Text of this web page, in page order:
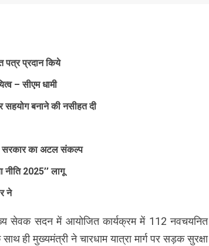
पत्र प्रदान किये
– सीएम धामी
बनाने की नसीहत दी
सरकार का अटल संकल्प
2025’’ लागू
ने
सेवक सदन में आयोजित कार्यक्रम में 112 नवचयनित
ही मुख्यमंत्री ने चारधाम यात्रा मार्ग पर सड़क सुरक्षा